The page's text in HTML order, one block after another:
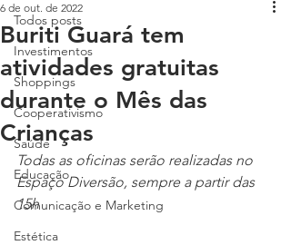
Todos posts
Investimentos
Shoppings
Cooperativismo
Saúde
Educação
Comunicação e Marketing
Estética
Buriti Guará tem
atividades gratuitas
durante o Mês das
Crianças
6 de out. de 2022
Todas as oficinas serão realizadas no
Espaço Diversão, sempre a partir das
15h